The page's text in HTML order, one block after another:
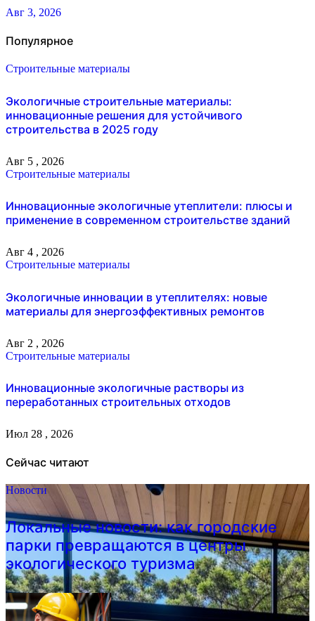
Авг 3, 2026
Популярное
Строительные материалы
Экологичные строительные материалы:
инновационные решения для устойчивого
строительства в 2025 году
Авг 5 , 2026
Строительные материалы
Инновационные экологичные утеплители: плюсы и
применение в современном строительстве зданий
Авг 4 , 2026
Строительные материалы
Экологичные инновации в утеплителях: новые
материалы для энергоэффективных ремонтов
Авг 2 , 2026
Строительные материалы
Инновационные экологичные растворы из
переработанных строительных отходов
Июл 28 , 2026
Сейчас читают
Новости
Локальные новости: как городские
парки превращаются в центры
экологического туризма